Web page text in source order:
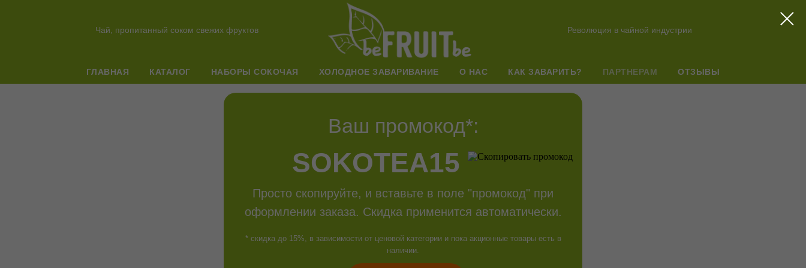
Чай, пропитанный соком свежих фруктов Революция в чайной индустрии
ГЛАВНАЯ КАТАЛОГ НАБОРЫ СОКОЧАЯ ХОЛОДНОЕ ЗАВАРИВАНИЕ О НАС КАК ЗАВАРИТЬ? ПАРТНЕРАМ ОТЗЫВЫ
Ваш промокод*:
SOKOTEA15
Просто скопируйте, и вставьте в поле "промокод" при
оформлении заказа. Скидка применится автоматически.
* скидка до 15%, в зависимости от ценовой категории и пока акционные товары есть в
наличии.